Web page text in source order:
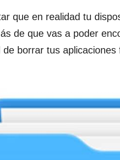
que en realidad tu
de que vas a poder
borrar tus aplicaciones